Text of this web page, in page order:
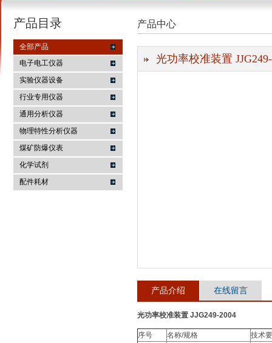
麦科仪（北京）科技有限公司
产品目录
全部产品
电子电工仪器
实验仪器设备
行业专用仪器
通用分析仪器
物理特性分析仪器
煤矿防爆仪表
化学试剂
配件耗材
产品中心
光功率校准装置
产品介绍 在线留言
光功率校准装置 JJG249-2004
序号 名称/规格 技术